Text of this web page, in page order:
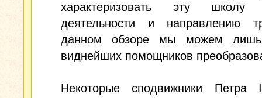
характеризовать эту
деятельности и направлению
данном обзоре мы можем лишь
виднейших помощников
Некоторые сподвижники Петра